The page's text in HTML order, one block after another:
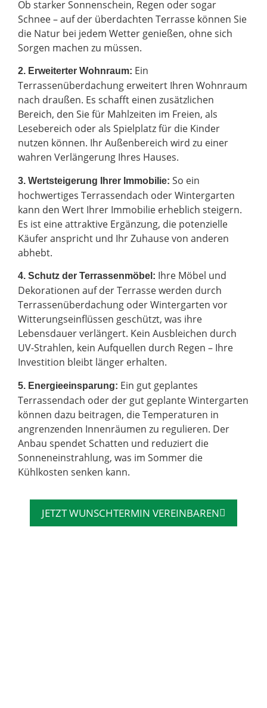
Ob starker Sonnenschein, Regen oder sogar
Schnee – auf der überdachten Terrasse können Sie
die Natur bei jedem Wetter genießen, ohne sich
Sorgen machen zu müssen.
2. Erweiterter Wohnraum: Ein
Terrassenüberdachung erweitert Ihren Wohnraum
nach draußen. Es schafft einen zusätzlichen
Bereich, den Sie für Mahlzeiten im Freien, als
Lesebereich oder als Spielplatz für die Kinder
nutzen können. Ihr Außenbereich wird zu einer
wahren Verlängerung Ihres Hauses.
3. Wertsteigerung Ihrer Immobilie: So ein
hochwertiges Terrassendach oder Wintergarten
kann den Wert Ihrer Immobilie erheblich steigern.
Es ist eine attraktive Ergänzung, die potenzielle
Käufer anspricht und Ihr Zuhause von anderen
abhebt.
4. Schutz der Terrassenmöbel: Ihre Möbel und
Dekorationen auf der Terrasse werden durch
Terrassenüberdachung oder Wintergarten vor
Witterungseinflüssen geschützt, was ihre
Lebensdauer verlängert. Kein Ausbleichen durch
UV-Strahlen, kein Aufquellen durch Regen – Ihre
Investition bleibt länger erhalten.
5. Energieeinsparung: Ein gut geplantes
Terrassendach oder der gut geplante Wintergarten
können dazu beitragen, die Temperaturen in
angrenzenden Innenräumen zu regulieren. Der
Anbau spendet Schatten und reduziert die
Sonneneinstrahlung, was im Sommer die
Kühlkosten senken kann.
JETZT WUNSCHTERMIN VEREINBAREN